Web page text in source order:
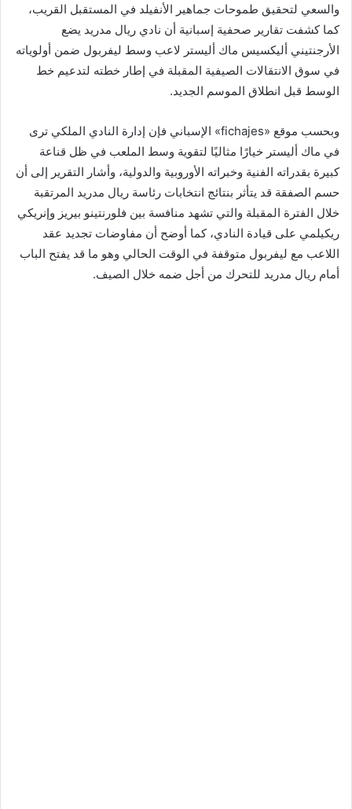
والسعي لتحقيق طموحات جماهير الأنفيلد في المستقبل القريب،
كما كشفت تقارير صحفية إسبانية أن نادي ريال مدريد يضع
الأرجنتيني أليكسيس ماك أليستر لاعب وسط ليفربول ضمن أولوياته
في سوق الانتقالات الصيفية المقبلة في إطار خطته لتدعيم خط
الوسط قبل انطلاق الموسم الجديد.
وبحسب موقع «fichajes» الإسباني فإن إدارة النادي الملكي ترى
في ماك أليستر خيارًا مثاليًا لتقوية وسط الملعب في ظل قناعة
كبيرة بقدراته الفنية وخبراته الأوروبية والدولية، وأشار التقرير إلى أن
حسم الصفقة قد يتأثر بنتائج انتخابات رئاسة ريال مدريد المرتقبة
خلال الفترة المقبلة والتي تشهد منافسة بين فلورنتينو بيريز وإنريكي
ريكيلمي على قيادة النادي، كما أوضح أن مفاوضات تجديد عقد
اللاعب مع ليفربول متوقفة في الوقت الحالي وهو ما قد يفتح الباب
أمام ريال مدريد للتحرك من أجل ضمه خلال الصيف.